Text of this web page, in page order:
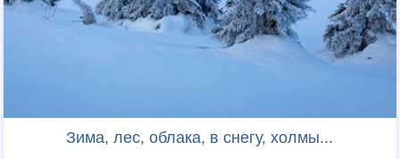
Зима, лес, облака, в снегу, холмы...